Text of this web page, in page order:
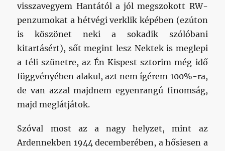
visszavegyem Hantától a jól megszokott RW-
penzumokat a hétvégi verklik képében (ezúton
is köszönet neki a sokadik szólóbani
kitartásért), sőt megint lesz Nektek is meglepi
a téli szünetre, az Én Kispest sztorim még idő
függvényében alakul, azt nem ígérem 100%-ra,
de van azzal majdnem egyenrangú finomság,
majd meglátjátok.
Szóval most az a nagy helyzet, mint az
Ardennekben 1944 decemberében, a hősiesen a